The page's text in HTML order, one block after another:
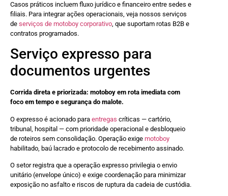
Casos práticos incluem fluxo jurídico e financeiro entre sedes e
filiais. Para integrar ações operacionais, veja nossos serviços
de serviços de motoboy corporativo, que suportam rotas B2B e
contratos programados.
Serviço expresso para
documentos urgentes
Corrida direta e priorizada: motoboy em rota imediata com
foco em tempo e segurança do malote.
O expresso é acionado para entregas críticas — cartório,
tribunal, hospital — com prioridade operacional e desbloqueio
de roteiros sem consolidação. Operação exige motoboy
habilitado, baú lacrado e protocolo de recebimento assinado.
O setor registra que a operação expresso privilegia o envio
unitário (envelope único) e exige coordenação para minimizar
exposição no asfalto e riscos de ruptura da cadeia de custódia.